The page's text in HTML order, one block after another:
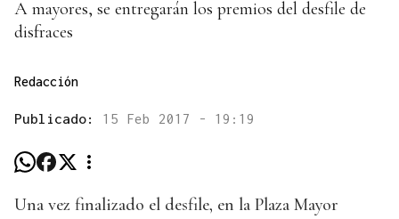
A mayores, se entregarán los premios del desfile de
disfraces
Redacción
Publicado: 15 Feb 2017 - 19:19
Una vez finalizado el desfile, en la Plaza Mayor